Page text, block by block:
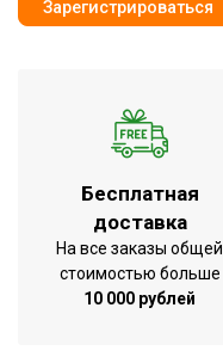
Бесплатная
доставка
На все заказы общей
стоимостью больше
10 000 рублей